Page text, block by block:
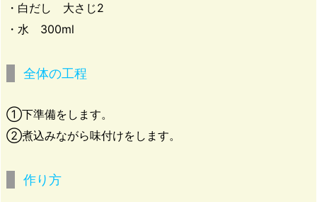
・白だし 大さじ2
・水 300ml
全体の工程
①下準備をします。
②煮込みながら味付けをします。
作り方